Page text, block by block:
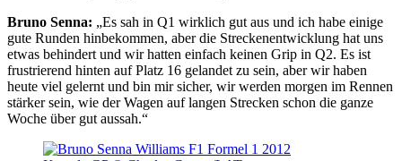
Bruno Senna: „Es sah in Q1 wirklich gut aus und ich habe einige
gute Runden hinbekommen, aber die Streckenentwicklung hat uns
etwas behindert und wir hatten einfach keinen Grip in Q2. Es ist
frustrierend hinten auf Platz 16 gelandet zu sein, aber wir haben
heute viel gelernt und bin mir sicher, wir werden morgen im Rennen
stärker sein, wie der Wagen auf langen Strecken schon die ganze
Woche über gut aussah.“